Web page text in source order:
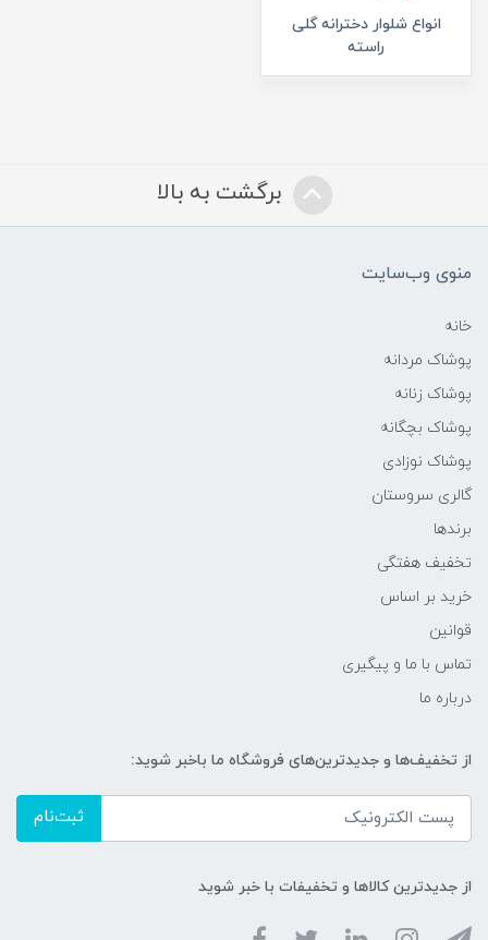
انواع شلوار دخترانه گلی
راسته
برگشت به بالا
منوی وب‌سایت
خانه
پوشاک مردانه
پوشاک زنانه
پوشاک بچگانه
پوشاک نوزادی
گالری سروستان
برندها
تخفیف هفتگی
خرید بر اساس
قوانین
تماس با ما و پیگیری
درباره ما
از تخفیف‌ها و جدیدترین‌های فروشگاه ما باخبر شوید:
ثبت‌نام
از جدیدترین کالاها و تخفیفات با خبر شوید